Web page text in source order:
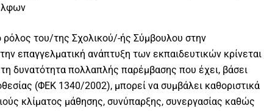
ρόλος του/της Σχολικού/-ής Σύμβουλου στην
επαγγελματική ανάπτυξη των εκπαιδευτικών κρίνεται
δυνατότητα πολλαπλής παρέμβασης που έχει, βάσει
(ΦΕΚ 1340/2002), μπορεί να συμβάλει καθοριστικά
κλίματος μάθησης, συνύπαρξης, συνεργασίας καθώς